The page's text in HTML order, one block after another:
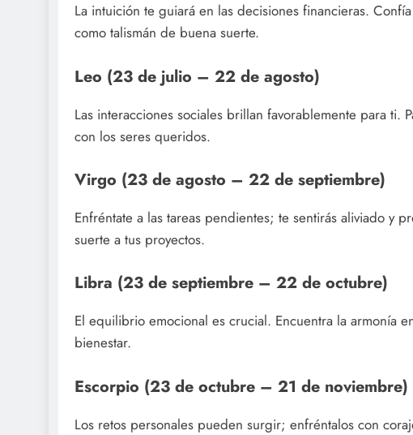
La intuición te guiará en las decisiones financieras.
como talismán de buena suerte.
Leo (23 de julio – 22 de agosto)
Las interacciones sociales brillan favorablemente para ti.
con los seres queridos.
Virgo (23 de agosto – 22 de septiembre)
Enfréntate a las tareas pendientes; te sentirás aliviado y
suerte a tus proyectos.
Libra (23 de septiembre – 22 de octubre)
El equilibrio emocional es crucial. Encuentra la armonía
bienestar.
Escorpio (23 de octubre – 21 de noviembre)
Los retos personales pueden surgir; enfréntalos con